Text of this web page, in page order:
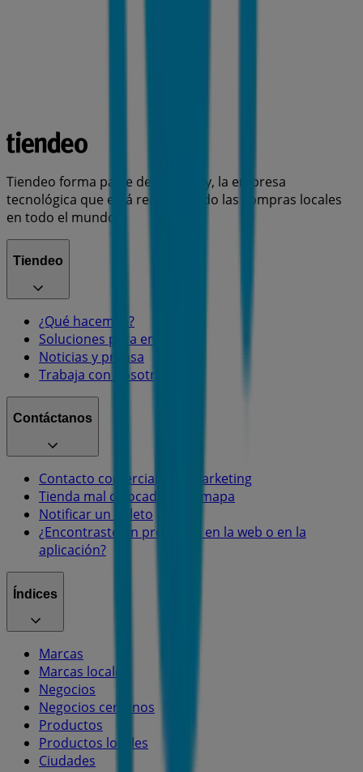
Tiendeo forma parte de Shopfully, la empresa
tecnológica que está reinventando las compras locales
en todo el mundo.
Tiendeo
¿Qué hacemos?
Soluciones para empresas
Noticias y prensa
Trabaja con nosotros
Contáctanos
Contacto comercial y de marketing
Tienda mal colocada en el mapa
Notificar un folleto
¿Encontraste un problema en la web o en la
aplicación?
Índices
Marcas
Marcas locales
Negocios
Negocios cercanos
Productos
Productos locales
Ciudades